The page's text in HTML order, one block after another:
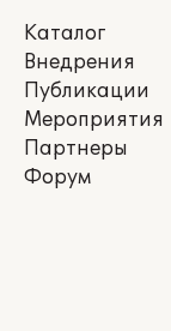
Каталог
Внедрения
Публикации
Мероприятия
Партнеры
Форум